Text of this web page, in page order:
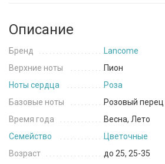
Описание
Бренд
Lancome
Верхние ноты
Пион
Ноты сердца
Роза
Базовые ноты
Розовый перец
Время года
Весна, Лето
Семейство
Цветочные
Возраст
до 25, 25-35